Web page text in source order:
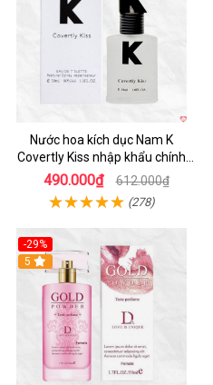
Nước hoa kích dục Nam K
Covertly Kiss nhập khẩu chính
hãng thơm lâu
490.000₫ 612.000₫
(278)
-29%
5